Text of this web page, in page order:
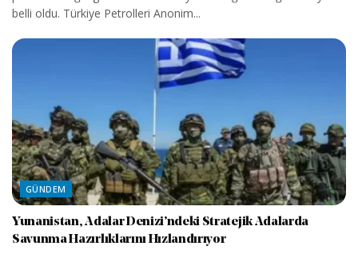
belli oldu. Türkiye Petrolleri Anonim...
GÜNDEM
Yunanistan, Adalar Denizi’ndeki Stratejik Adalarda
Savunma Hazırlıklarını Hızlandırıyor